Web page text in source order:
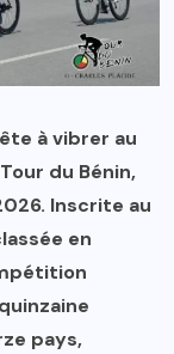
à vibrer au
du Bénin,
Inscrite au
en
pays,